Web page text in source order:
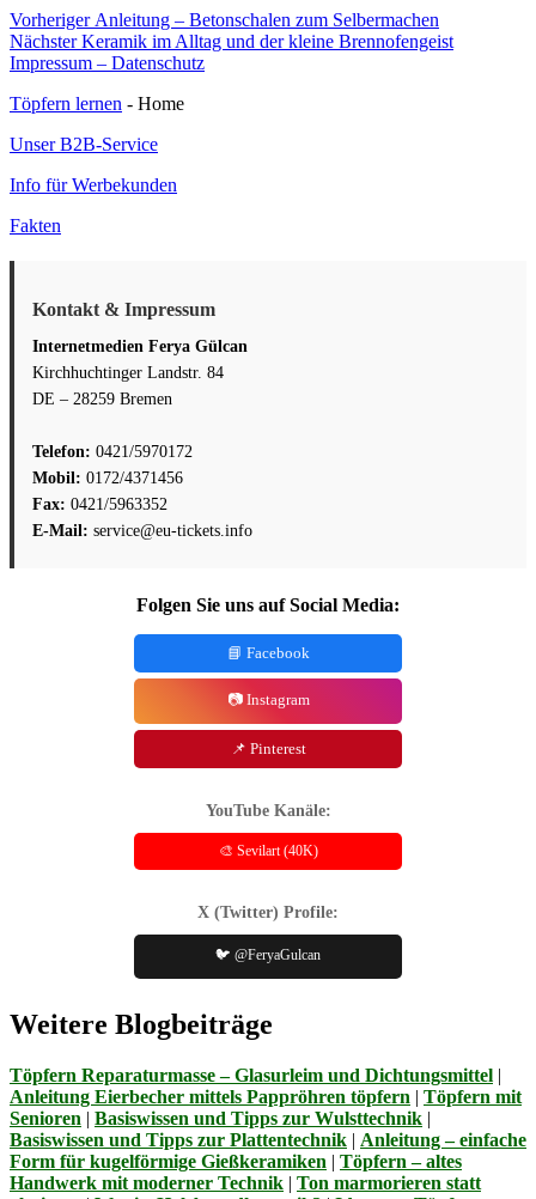
Beitragsnavigation
Vorheriger Vorheriger
Beitrag:
Anleitung – Betonschalen zum Selbermachen
Nächster Nächster
Beitrag:
Keramik im Alltag und der kleine Brennofengeist
Impressum – Datenschutz
Töpfern lernen - Home
Unser B2B-Service
Info für Werbekunden
Fakten
Kontakt & Impressum
Internetmedien Ferya Gülcan
Kirchhuchtinger Landstr. 84
DE – 28259 Bremen
Telefon: 0421/5970172
Mobil: 0172/4371456
Fax: 0421/5963352
E-Mail: service@eu-tickets.info
Folgen Sie uns auf Social Media:
📘 Facebook
📷 Instagram
📌 Pinterest
YouTube Kanäle:
🎨 Sevilart (40K)
X (Twitter) Profile:
🐦 @FeryaGulcan
Weitere Blogbeiträge
Töpfern Reparaturmasse – Glasurleim und Dichtungsmittel |
Anleitung Eierbecher mittels Pappröhren töpfern | Töpfern mit
Senioren | Basiswissen und Tipps zur Wulsttechnik |
Basiswissen und Tipps zur Plattentechnik | Anleitung – einfache
Form für kugelförmige Gießkeramiken | Töpfern – altes
Handwerk mit moderner Technik | Ton marmorieren statt